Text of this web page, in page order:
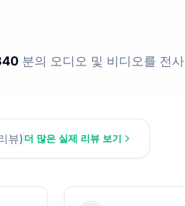
분의 오디오 및 비디오를 전사
뷰)더 많은 실제 리뷰 보기